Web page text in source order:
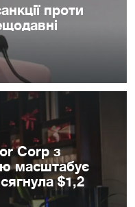
проти
Corp з
масштабує
$1,2